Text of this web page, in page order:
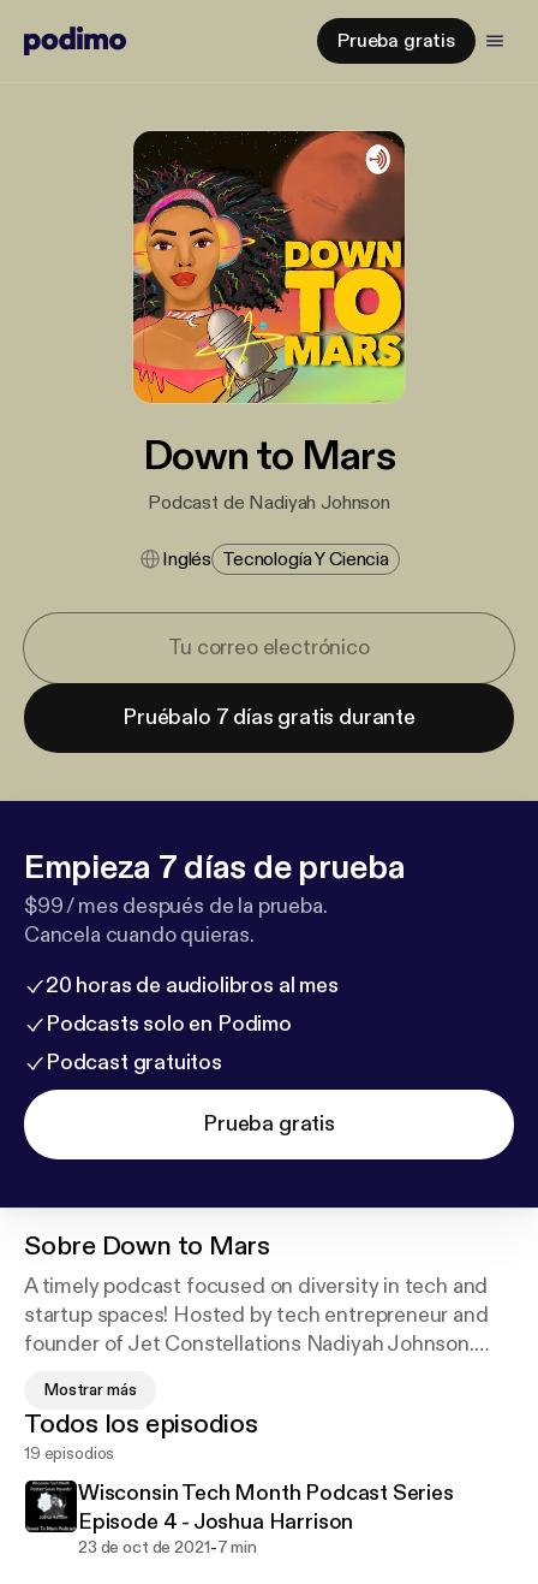
Prueba gratis
Down to Mars
Podcast de Nadiyah Johnson
Inglés Tecnología Y Ciencia
Pruébalo 7 días gratis durante
Empieza 7 días de prueba
$99 / mes después de la prueba.
Cancela cuando quieras.
20 horas de audiolibros al mes
Podcasts solo en Podimo
Podcast gratuitos
Prueba gratis
Sobre Down to Mars
A timely podcast focused on diversity in tech and
startup spaces! Hosted by tech entrepreneur and
founder of Jet Constellations Nadiyah Johnson.
designers, and entrepreneurs involved in the tech
and startup industry. Episodes consist of interviews
with founders, venture capitalist, industry leaders
and diversity champions to share stories and
discuss the challenges and possible solutions of
improving representation in tech. Support this
Mostrar más
Todos los episodios
19 episodios
Wisconsin Tech Month Podcast Series
Episode 4 - Joshua Harrison
23 de oct de 2021-7 min